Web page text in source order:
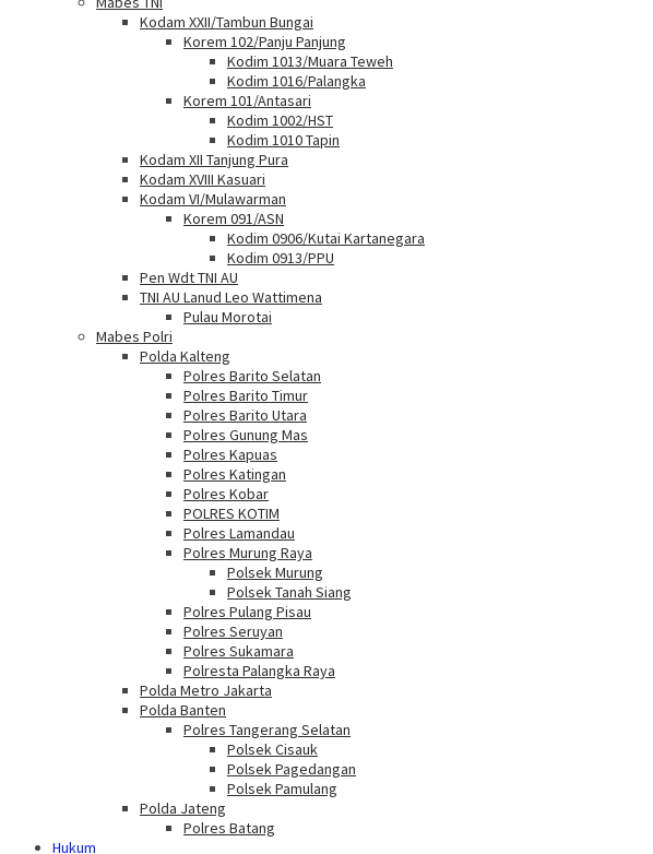
Kodam XXII/Tambun Bungai
Korem 102/Panju Panjung
Kodim 1013/Muara Teweh
Kodim 1016/Palangka
Korem 101/Antasari
Kodim 1002/HST
Kodim 1010 Tapin
Kodam XII Tanjung Pura
Kodam XVIII Kasuari
Kodam VI/Mulawarman
Korem 091/ASN
Kodim 0906/Kutai Kartanegara
Kodim 0913/PPU
Pen Wdt TNI AU
TNI AU Lanud Leo Wattimena
Pulau Morotai
Mabes Polri
Polda Kalteng
Polres Barito Selatan
Polres Barito Timur
Polres Barito Utara
Polres Gunung Mas
Polres Kapuas
Polres Katingan
Polres Kobar
POLRES KOTIM
Polres Lamandau
Polres Murung Raya
Polsek Murung
Polsek Tanah Siang
Polres Pulang Pisau
Polres Seruyan
Polres Sukamara
Polresta Palangka Raya
Polda Metro Jakarta
Polda Banten
Polres Tangerang Selatan
Polsek Cisauk
Polsek Pagedangan
Polsek Pamulang
Polda Jateng
Polres Batang
Hukum